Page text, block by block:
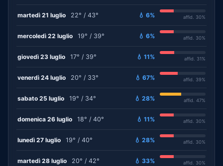
martedì 21 luglio 22° / 43° 💧 6% affid. 30%
mercoledì 22 luglio 19° / 39° 💧 6% affid. 30%
giovedì 23 luglio 17° / 39° 💧 11% affid. 31%
venerdì 24 luglio 20° / 33° 💧 67% affid. 39%
sabato 25 luglio 19° / 34° 💧 28% affid. 47%
domenica 26 luglio 18° / 40° 💧 11% affid. 30%
lunedì 27 luglio 19° / 40° 💧 28% affid. 30%
martedì 28 luglio 20° / 42° 💧 33% affid. 30%